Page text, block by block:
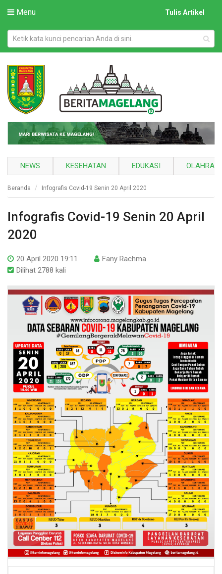
Menu Tulis Artikel
NEWS KESEHATAN EDUKASI
Beranda Infografis Covid-19 Senin 20 April 2020
Infografis Covid-19 Senin 20 April
2020
20 April 2020 19:11
Fany Rachma
Dilihat 2788 kali